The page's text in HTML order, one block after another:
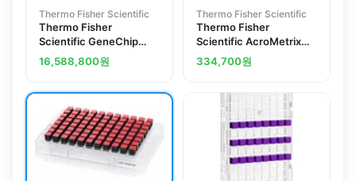
Thermo Fisher Scientific
Thermo Fisher
Scientific GeneChip
miRNA 3.0 Array
16,588,800원
Thermo Fisher Scientific
Thermo Fisher
Scientific AcroMetrix
Monkeypox Virus DNA
Positive Control (RUO)
334,700원